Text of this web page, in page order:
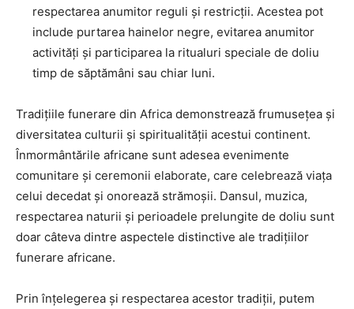
respectarea anumitor reguli și restricții. Acestea pot
include purtarea hainelor negre, evitarea anumitor
activități și participarea la ritualuri speciale de doliu
timp de săptămâni sau chiar luni.
Tradițiile funerare din Africa demonstrează frumusețea și
diversitatea culturii și spiritualității acestui continent.
Înmormântările africane sunt adesea evenimente
comunitare și ceremonii elaborate, care celebrează viața
celui decedat și onorează strămoșii. Dansul, muzica,
respectarea naturii și perioadele prelungite de doliu sunt
doar câteva dintre aspectele distinctive ale tradițiilor
funerare africane.
Prin înțelegerea și respectarea acestor tradiții, putem